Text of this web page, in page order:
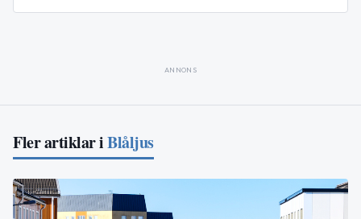
ANNONS
Fler artiklar iBlåljus